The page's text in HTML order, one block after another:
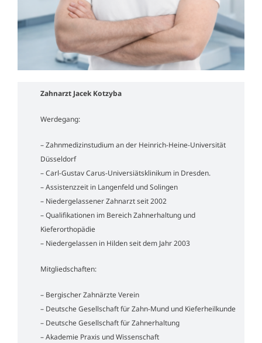
Termin online buchen
Zahnarzt Jacek Kotzyba
Werdegang:
– Zahnmedizinstudium an der Heinrich-Heine-Universität
Düsseldorf
– Carl-Gustav Carus-Universiätsklinikum in Dresden.
– Assistenzzeit in Langenfeld und Solingen
– Niedergelassener Zahnarzt seit 2002
– Qualifikationen im Bereich Zahnerhaltung und
Kieferorthopädie
– Niedergelassen in Hilden seit dem Jahr 2003
Mitgliedschaften:
– Bergischer Zahnärzte Verein
– Deutsche Gesellschaft für Zahn-Mund und Kieferheilkunde
– Deutsche Gesellschaft für Zahnerhaltung
– Akademie Praxis und Wissenschaft